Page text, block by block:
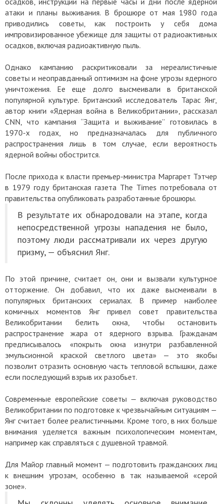
атаки и планы выживания. В брошюре от мая 1980 года
приводились советы, как построить у себя дома
импровизированное убежище для защиты от радиоактивных
осадков, включая радиоактивную пыль.
Однако кампанию раскритиковали за нереалистичные
советы и неоправданный оптимизм на фоне угрозы ядерного
уничтожения. Ее еще долго высмеивали в британской
популярной культуре. Британский исследователь Тарас Янг,
автор книги «Ядерная война в Великобритании», рассказал
CNN, что кампания “Защита и выживание” готовилась в
1970-х годах, но предназначалась для публичного
распространения лишь в том случае, если вероятность
ядерной войны обострится.
После прихода к власти премьер-министра Маргарет Тэтчер
в 1979 году британская газета The Times потребовала от
правительства опубликовать разработанные брошюры.
В результате их обнародовали на этапе, когда
непосредственной угрозы нападения не было,
поэтому люди рассматривали их через другую
призму, — объяснил Янг.
По этой причине, считает он, они и вызвали культурное
отторжение. Он добавил, что их даже высмеивали в
популярных британских сериалах. В пример наиболее
комичных моментов Янг привел совет правительства
Великобритании белить окна, чтобы остановить
распространение жара от ядерного взрыва. Гражданам
предписывалось «покрыть окна изнутри разбавленной
эмульсионной краской светлого цвета» — это якобы
позволит отразить основную часть тепловой вспышки, даже
если последующий взрыв их разобьет.
Современные европейские советы — включая руководство
Великобритании по подготовке к чрезвычайным ситуациям —
Янг считает более реалистичными. Кроме того, в них больше
внимания уделяется важным психологическим моментам,
например как справляться с душевной травмой.
Для Майор главный момент — подготовить гражданских лиц
к внешним угрозам, особенно в так называемой «серой
зоне».